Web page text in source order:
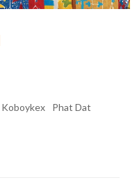
Koboykex
Phat Dat